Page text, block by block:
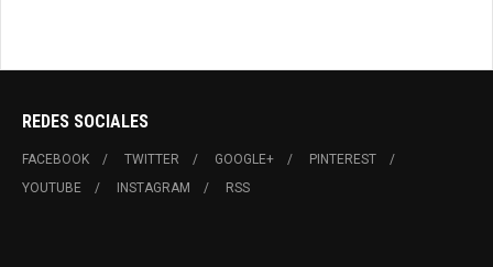
REDES SOCIALES
FACEBOOK TWITTER GOOGLE+
PINTEREST
YOUTUBE
INSTAGRAM RSS